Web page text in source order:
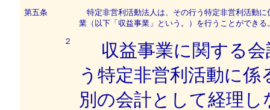
第五条
特定非営利活動法人は、その行う特定非営利活動
業（以下「収益事業」という。）を行うことができる
２
収益事業に関する
う特定非営利活動に
別の会計として経理